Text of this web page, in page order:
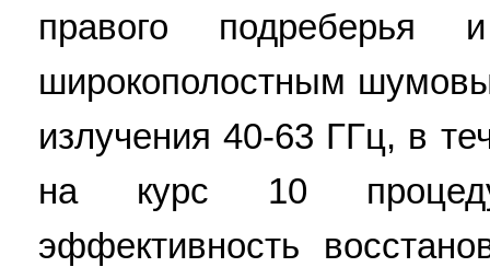
правого
широкополостным
излучения 40-63 ГГц, в
на курс 10
эффективность